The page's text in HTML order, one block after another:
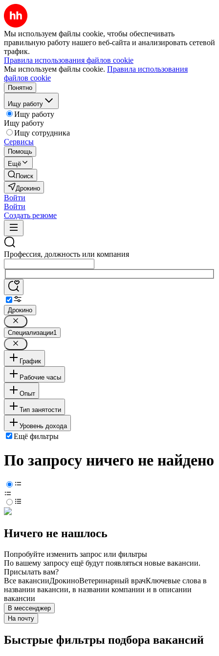
Мы используем файлы cookie, чтобы обеспечивать
правильную работу нашего веб-сайта и анализировать сетевой
трафик.
Правила использования файлов cookie
Мы используем файлы cookie. Правила использования
файлов cookie
Понятно
Ищу работу
Ищу работу
Ищу работу
Ищу сотрудника
Сервисы
Помощь
Ещё
Поиск
Дрокино
Войти
Войти
Создать резюме
Профессия, должность или компания
Дрокино
Специализации1
График
Рабочие часы
Опыт
Тип занятости
Уровень дохода
Ещё фильтры
По запросу ничего не найдено
Ничего не нашлось
Попробуйте изменить запрос или фильтры
По вашему запросу ещё будут появляться новые вакансии.
Присылать вам?
Все вакансииДрокиноВетеринарный врачКлючевые слова в
названии вакансии, в названии компании и в описании
вакансии
В мессенджер
На почту
Быстрые фильтры подбора вакансий